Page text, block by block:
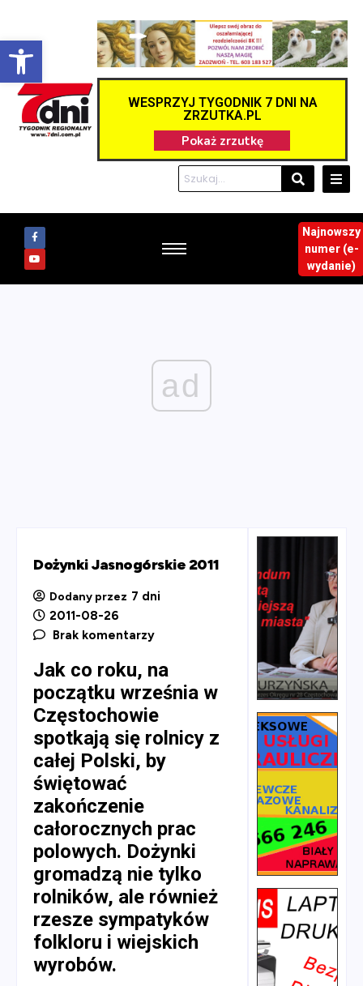
Otwórz pasek narzędzi
WESPRZYJ TYGODNIK 7 DNI NA
ZRZUTKA.PL
Najnowszy
numer (e-
wydanie)
ad
Dożynki Jasnogórskie 2011
Dodany przez 7 dni
2011-08-26
Brak komentarzy
Jak co roku, na
początku września w
Częstochowie
spotkają się rolnicy z
całej Polski, by
świętować
zakończenie
całorocznych prac
polowych. Dożynki
gromadzą nie tylko
rolników, ale również
rzesze sympatyków
folkloru i wiejskich
wyrobów.